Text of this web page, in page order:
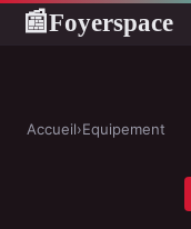
📰Foyerspace
Accueil›Equipement